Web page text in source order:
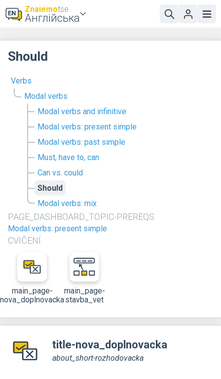
Znaiemotse
Англійська
Verbs
Modal verbs
Modal verbs and infinitive
Modal verbs: present simple
Modal verbs: past simple
Must, have to, can
Can vs. could
Should
Modal verbs: mix
PAGE_DASHBOARD_TOPIC-PREREQS
Modal verbs: present simple
CVIČENÍ
main_page-
nova_doplnovacka
main_page-
stavba_vet
Should
title-nova_doplnovacka
about_short-rozhodovacka